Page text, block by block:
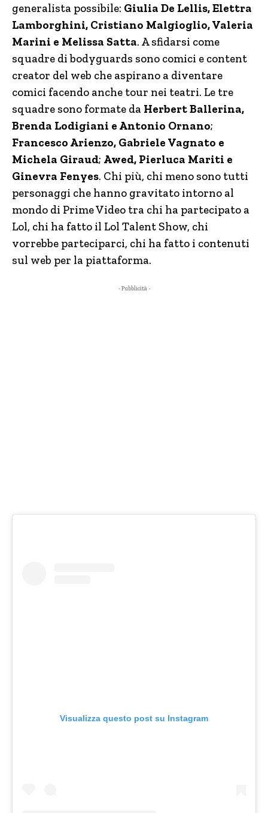
generalista possibile: Giulia De Lellis, Elettra
Lamborghini, Cristiano Malgioglio, Valeria
Marini e Melissa Satta. A sfidarsi come
squadre di bodyguards sono comici e content
creator del web che aspirano a diventare
comici facendo anche tour nei teatri. Le tre
squadre sono formate da Herbert Ballerina,
Brenda Lodigiani e Antonio Ornano;
Francesco Arienzo, Gabriele Vagnato e
Michela Giraud; Awed, Pierluca Mariti e
Ginevra Fenyes. Chi più, chi meno sono tutti
personaggi che hanno gravitato intorno al
mondo di Prime Video tra chi ha partecipato a
Lol, chi ha fatto il Lol Talent Show, chi
vorrebbe parteciparci, chi ha fatto i contenuti
sul web per la piattaforma.
- Pubblicità -
Visualizza questo post su Instagram